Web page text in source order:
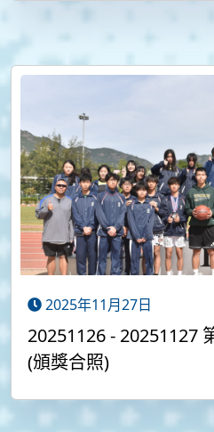
2025年11月27日
20251126 - 20251127
(頒獎合照)